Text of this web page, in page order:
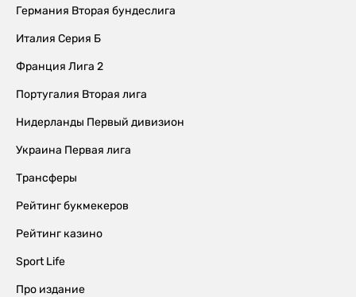
Германия Вторая бундеслига
Италия Серия Б
Франция Лига 2
Португалия Вторая лига
Нидерланды Первый дивизион
Украина Первая лига
Трансферы
Рейтинг букмекеров
Рейтинг казино
Sport Life
Про издание